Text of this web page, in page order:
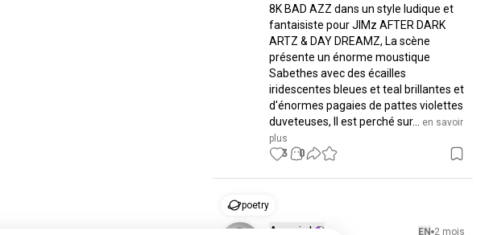
8K BAD AZZ dans un style ludique et
fantaisiste pour JIMz AFTER DARK
ARTZ & DAY DREAMZ, La scène
présente un énorme moustique
Sabethes avec des écailles
iridescentes bleues et teal brillantes et
d'énormes pagaies de pattes violettes
duveteuses, Il est perché sur...
en savoir
plus
3 0
poetry
Azaziel EN 2 mois